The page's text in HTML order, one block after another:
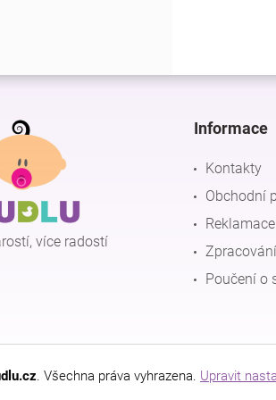
více radostí
Informace
Kontakty
Obchodní
Poučení o
. Všechna práva vyhrazena. Upravit